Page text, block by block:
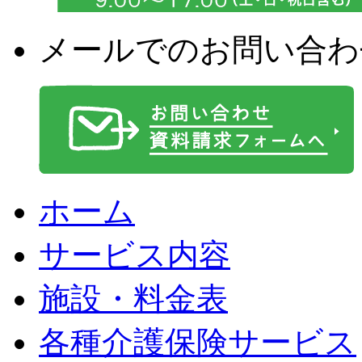
メールでのお問い合
ホーム
サービス内容
施設・料金表
各種介護保険サービス